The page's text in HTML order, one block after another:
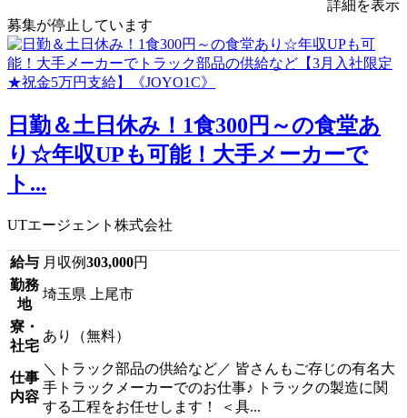
詳細を表示
募集が停止しています
日勤＆土日休み！1食300円～の食堂あ
り☆年収UPも可能！大手メーカーで
ト...
UTエージェント株式会社
給与 月収例303,000円
勤務
地
埼玉県 上尾市
寮・
社宅
あり（無料）
仕事
内容
＼トラック部品の供給など／ 皆さんもご存じの有名大
手トラックメーカーでのお仕事♪ トラックの製造に関
する工程をお任せします！ ＜具...